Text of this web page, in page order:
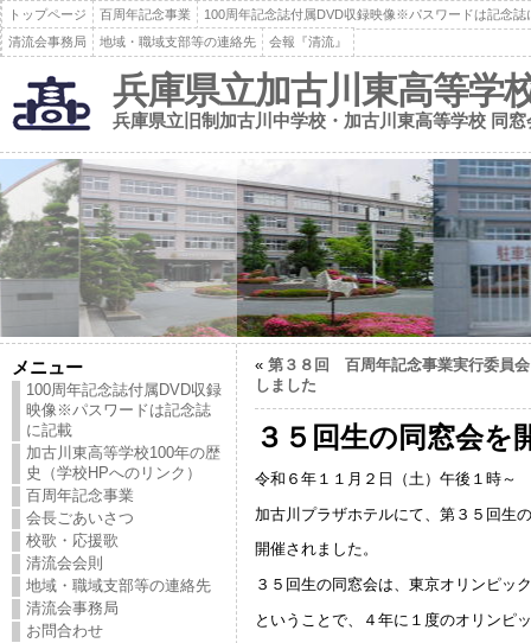
トップページ 百周年記念事業
100周年記念誌付属DVD収録映像※パスワードは記念誌
清流会事務局
地域・職域支部等の連絡先 会報『清流』
兵庫県立加古川東高等学
兵庫県立旧制加古川中学校・加古川東高等学校 同窓
メニュー
100周年記念誌付属DVD収録
映像※パスワードは記念誌
に記載
加古川東高等学校100年の歴
史（学校HPへのリンク）
百周年記念事業
会長ごあいさつ
校歌・応援歌
清流会会則
地域・職域支部等の連絡先
清流会事務局
お問合わせ
« 第３８回 百周年記念事業実行委員
しました
３５回生の同窓会を
令和６年１１月２日（土）午後１時～
加古川プラザホテルにて、第３５回生
開催されました。
３５回生の同窓会は、東京オリンピッ
ということで、４年に１度のオリンピ